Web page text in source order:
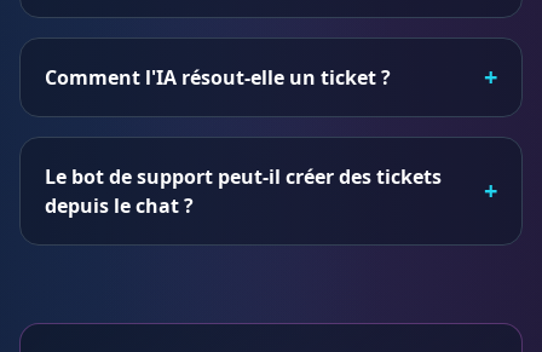
Comment l'IA résout-elle un ticket ? +
Le bot de support peut-il créer des tickets
depuis le chat ?
+